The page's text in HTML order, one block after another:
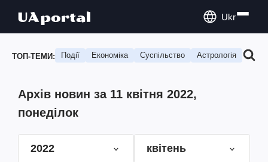
Ukr
ТОП-ТЕМИ: Події Економіка Суспільство Астрологія
Архів новин за 11 квітня 2022,
понеділок
2022 квітень